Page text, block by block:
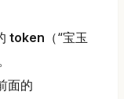
token （“宝玉
面的